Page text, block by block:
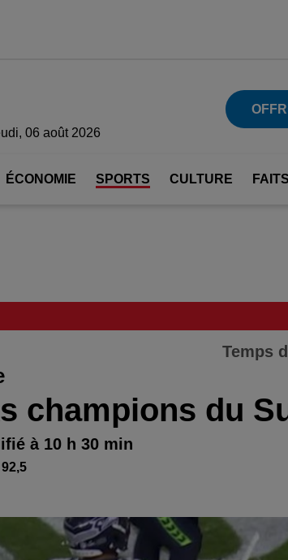
06 août 2026
ÉCONOMIE SPORTS CULTURE
Temps
champions du
à 10 h 30 min